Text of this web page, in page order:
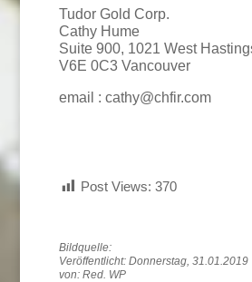
Tudor Gold Corp.
Cathy Hume
Suite 900, 1021 West
V6E 0C3 Vancouver
email : cathy@chfir.com
Post Views: 370
Veröffentlicht: Donnerstag, 31.01.2019
von: Red. WP